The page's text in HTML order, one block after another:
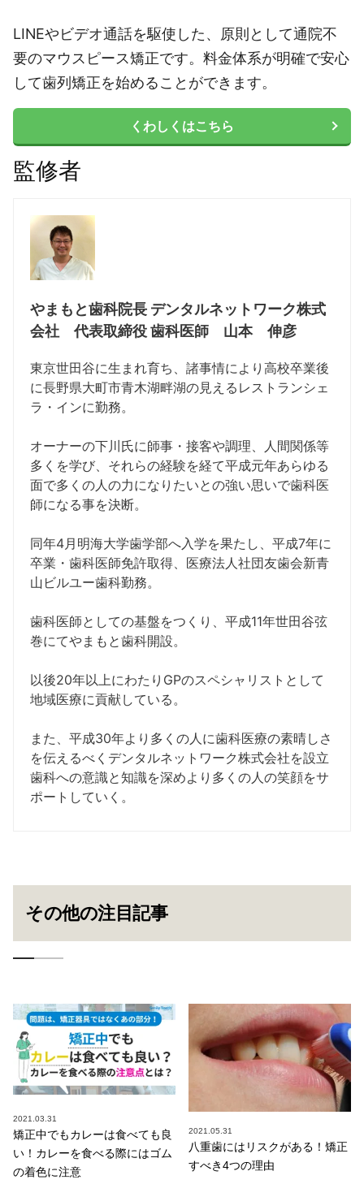
LINEやビデオ通話を駆使した、原則として通院不
要のマウスピース矯正です。料金体系が明確で安心
して歯列矯正を始めることができます。
くわしくはこちら
監修者
やまもと歯科院長 デンタルネットワーク株式
会社 代表取締役 歯科医師 山本 伸彦
東京世田谷に生まれ育ち、諸事情により高校卒業後
に長野県大町市青木湖畔湖の見えるレストランシェ
ラ・インに勤務。
オーナーの下川氏に師事・接客や調理、人間関係等
多くを学び、それらの経験を経て平成元年あらゆる
面で多くの人の力になりたいとの強い思いで歯科医
師になる事を決断。
同年4月明海大学歯学部へ入学を果たし、平成7年に
卒業・歯科医師免許取得、医療法人社団友歯会新青
山ビルユー歯科勤務。
歯科医師としての基盤をつくり、平成11年世田谷弦
巻にてやまもと歯科開設。
以後20年以上にわたりGPのスペシャリストとして
地域医療に貢献している。
また、平成30年より多くの人に歯科医療の素晴しさ
を伝えるべくデンタルネットワーク株式会社を設立
歯科への意識と知識を深めより多くの人の笑顔をサ
ポートしていく。
その他の注目記事
2021.03.31
矯正中でもカレーは食べても良
い！カレーを食べる際にはゴム
の着色に注意
2021.05.31
八重歯にはリスクがある！矯正
すべき4つの理由